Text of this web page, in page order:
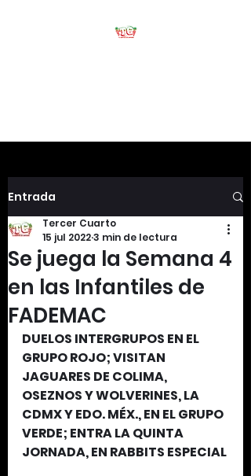
Entrada
Se juega la Semana 4
en las Infantiles de
FADEMAC
Tercer Cuarto
15 jul 20223 min de lectura
DUELOS INTERGRUPOS EN EL
GRUPO ROJO; VISITAN
JAGUARES DE COLIMA,
OSEZNOS Y WOLVERINES, LA
CDMX Y EDO. MÉX., EN EL GRUPO
VERDE; ENTRA LA QUINTA
JORNADA, EN RABBITS ESPECIAL